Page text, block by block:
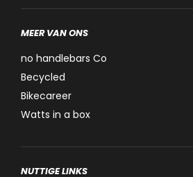
MEER VAN ONS
no handlebars Co
Becycled
Bikecareer
Watts in a box
NUTTIGE LINKS